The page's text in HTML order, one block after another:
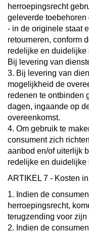
herroepingsrecht
geleverde
- in de originele staat
retourneren, conform
redelijke en duidelijke
Bij levering van
3. Bij levering van
mogelijkheid de
redenen te ontbinden
dagen, ingaande op
overeenkomst.
4. Om gebruik te
consument zich
aanbod en/of uiterlijk
redelijke en duidelijke
ARTIKEL 7 - Kosten
1. Indien de
herroepingsrecht,
terugzending voor zijn
2. Indien de